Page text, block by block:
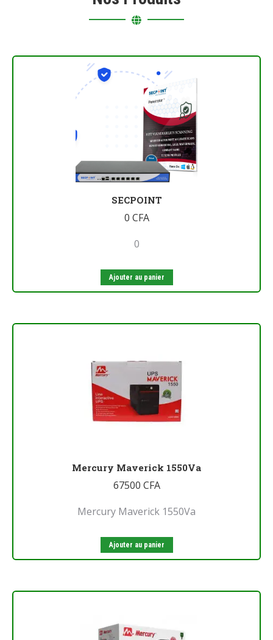
SECPOINT
0 CFA
0
Ajouter au panier
Mercury Maverick 1550Va
67500 CFA
Mercury Maverick 1550Va
Ajouter au panier